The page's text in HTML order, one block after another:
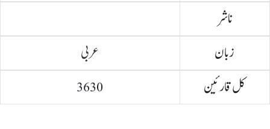
ناشر
عربی
زبان
3630
کل قارئین